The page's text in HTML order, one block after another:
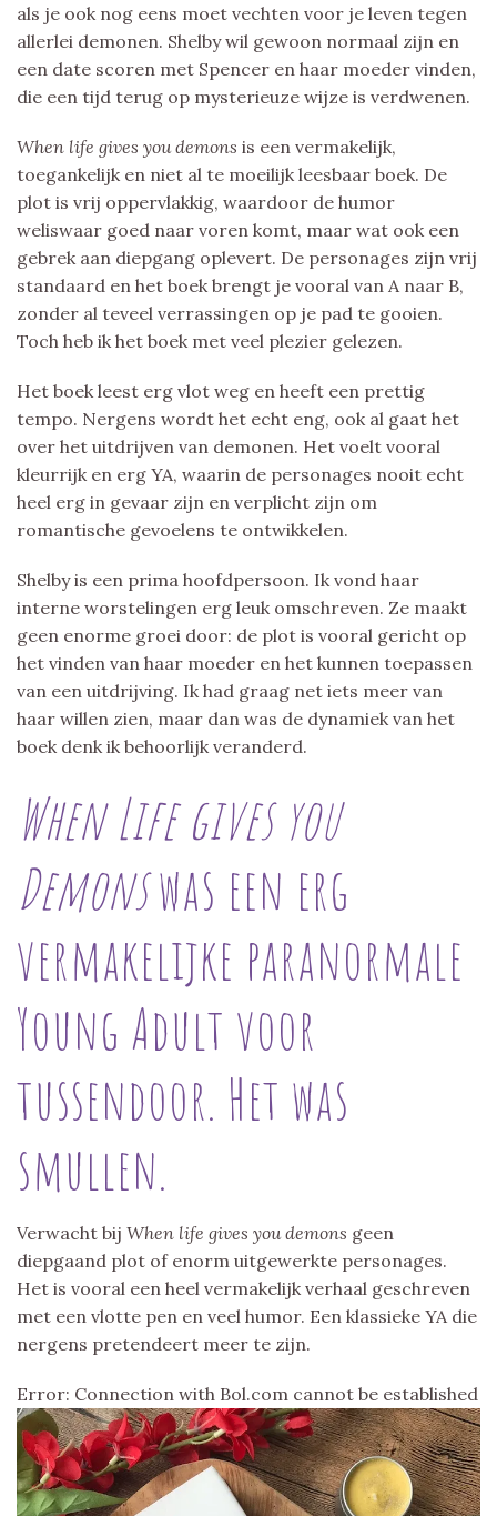
als je ook nog eens moet vechten voor je leven tegen
allerlei demonen. Shelby wil gewoon normaal zijn en
een date scoren met Spencer en haar moeder vinden,
die een tijd terug op mysterieuze wijze is verdwenen.
When life gives you demons is een vermakelijk,
toegankelijk en niet al te moeilijk leesbaar boek. De
plot is vrij oppervlakkig, waardoor de humor
weliswaar goed naar voren komt, maar wat ook een
gebrek aan diepgang oplevert. De personages zijn vrij
standaard en het boek brengt je vooral van A naar B,
zonder al teveel verrassingen op je pad te gooien.
Toch heb ik het boek met veel plezier gelezen.
Het boek leest erg vlot weg en heeft een prettig
tempo. Nergens wordt het echt eng, ook al gaat het
over het uitdrijven van demonen. Het voelt vooral
kleurrijk en erg YA, waarin de personages nooit echt
heel erg in gevaar zijn en verplicht zijn om
romantische gevoelens te ontwikkelen.
Shelby is een prima hoofdpersoon. Ik vond haar
interne worstelingen erg leuk omschreven. Ze maakt
geen enorme groei door: de plot is vooral gericht op
het vinden van haar moeder en het kunnen toepassen
van een uitdrijving. Ik had graag net iets meer van
haar willen zien, maar dan was de dynamiek van het
boek denk ik behoorlijk veranderd.
When Life gives you
Demonswas een erg
vermakelijke paranormale
Young Adult voor
tussendoor. Het was
smullen.
Verwacht bij When life gives you demons geen
diepgaand plot of enorm uitgewerkte personages.
Het is vooral een heel vermakelijk verhaal geschreven
met een vlotte pen en veel humor. Een klassieke YA die
nergens pretendeert meer te zijn.
Error: Connection with Bol.com cannot be established